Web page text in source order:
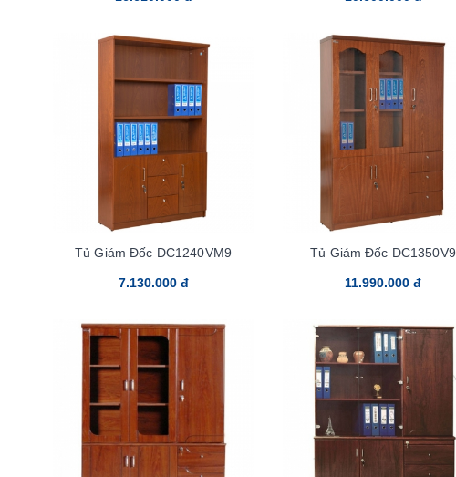
Tủ Giám Đốc DC1240VM9
7.130.000 đ
Tủ Giám Đốc DC1350V9
11.990.000 đ